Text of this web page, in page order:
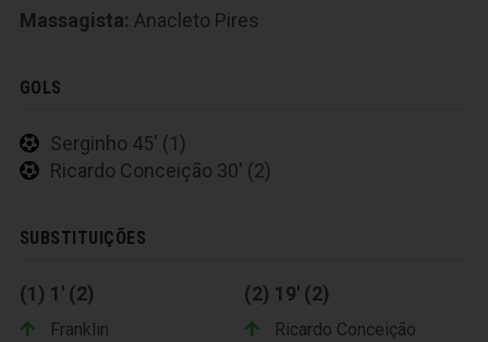
Massagista: Anacleto Pires
GOLS
Serginho 45' (1)
Ricardo Conceição 30' (2)
SUBSTITUIÇÕES
(1) 1' (2)
Franklin
(2) 19' (2)
Ricardo Conceição